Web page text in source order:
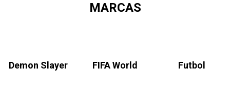
MARCAS
Demon Slayer FIFA World Futbol